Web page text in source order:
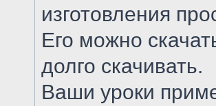
изготовления
Его можно
долго скачивать.
Ваши уроки